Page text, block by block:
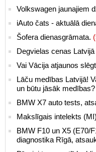
Volkswagen jaunajiem
iAuto čats - aktuālā
Šofera dienasgrāmata.
Degvielas cenas
Vai Vācija atjaunos
Lāču medības Latvijā!
un būtu jāsāk medības?
BMW X7 auto tests,
Makslīgais intelekts (MI)
BMW F10 un X5 (E70/
diagnostika Rīgā,